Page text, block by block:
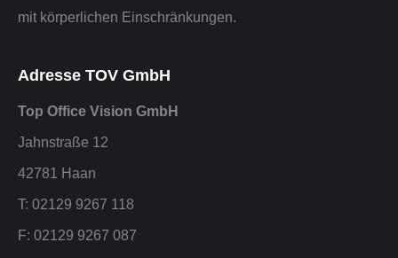
mit körperlichen Einschränkungen.
Adresse TOV GmbH
Top Office Vision GmbH
Jahnstraße 12
42781 Haan
T: 02129 9267 118
F: 02129 9267 087